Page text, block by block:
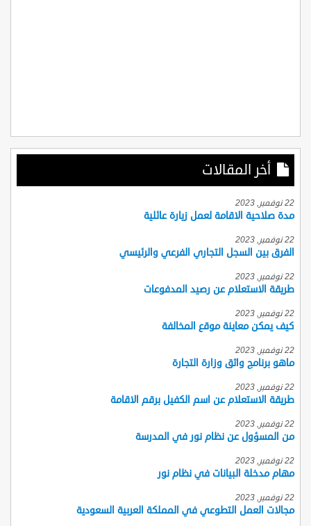
أخر المقالات
22 نوفمبر, 2023
مدة صلاحية الاقامة لعمل زيارة عائلية
22 نوفمبر, 2023
الفرق بين السجل التجاري الفرعي والرئيسي
22 نوفمبر, 2023
طريقة الاستعلام عن رصيد المدفوعات
22 نوفمبر, 2023
كيف يمكن معاينة موقع المخالفة
22 نوفمبر, 2023
ماهو برنامج واثق وزارة التجارة
22 نوفمبر, 2023
طريقة الاستعلام عن اسم الكفيل برقم الاقامة
22 نوفمبر, 2023
من المسؤول عن نظام نور في المدرسة
22 نوفمبر, 2023
مهام مدخلة البيانات في نظام نور
22 نوفمبر, 2023
مجالات العمل التطوعي في المملكة العربية السعودية